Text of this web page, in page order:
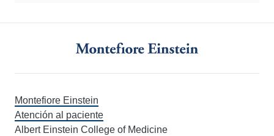
Montefiore Einstein
Atención al paciente
Albert Einstein College of Medicine